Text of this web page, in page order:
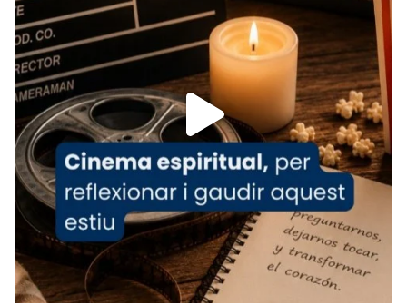
Arquebisbat de Barcelonais at Catedral
de Barcelona.
1 week ago
Aquest dilluns, 27 de juliol, ha tingut lloc la
missa d’acció de gràcies en agraïment al
comitè organitzador de la visita apostòlica
del Sant Pare Lleó XIV a Barcelona, i als
col·laboradors, a la Catedral de Barcelona.
L’arquebisbe de Barcelona, el cardenal Joan
Josep Omella, ha presidit la missa i l’ha
concelebrat el bisbe auxiliar de Barcelona,
Mons. David Abadías.
📸 Dr. G. Simón